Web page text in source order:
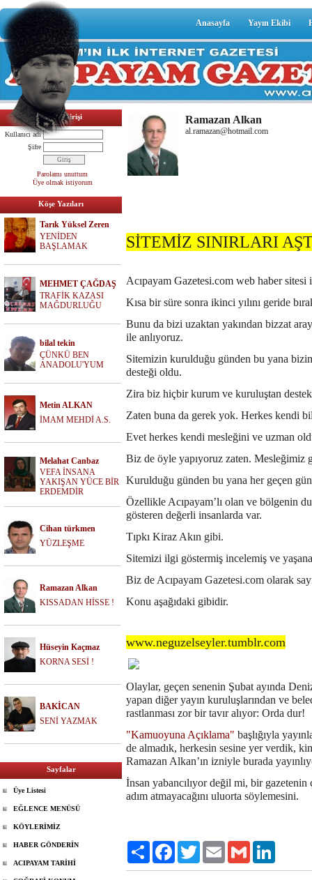
Anasayfa Yayın Ekibi
Üyelik Girişi
Kullanıcı adı
Şifre
Parolamı unuttum
Üye olmak istiyorum
Köşe Yazıları
Tarık Yüksel Zeren
YENİDEN
BAŞLAMAK
MEHMET ÇAĞDAŞ
TRAFİK KAZASI
MAĞDURLUĞU
bilal tekin
ÇÜNKÜ BEN
ANADOLU'YUM
Metin ALKAN
İMAM MEHDİ A.S.
Melahat Canbaz
VEFA İNSANA
YAKIŞAN YÜCE BİR
ERDEMDİR
Cihan türkmen
YÜZLEŞME
Ramazan Alkan
KISSADAN HİSSE !
Hüseyin Kaçmaz
KORNA SESİ !
BAKİCAN
SENİ YAZMAK
Sayfalar
Üye Listesi
EĞLENCE MENÜSÜ
KÖYLERİMİZ
HABER GÖNDERİN
ACIPAYAM TARİHİ
Ramazan Alkan
al.ramazan@hotmail.com
SİTEMİZ SINIRLARI
Acıpayam Gazetesi.com web haber sitesi
Kısa bir süre sonra ikinci yılını geride
Bunu da bizi uzaktan yakından bizzat
ile anlıyoruz.
Sitemizin kurulduğu günden bu yana
desteği oldu.
Zira biz hiçbir kurum ve kuruluştan
Zaten buna da gerek yok. Herkes kendi
Evet herkes kendi mesleğini ve uzman
Biz de öyle yapıyoruz zaten. Mesleğimiz
Kurulduğu günden bu yana her geçen
Özellikle Acıpayam’lı olan ve bölgenin
gösteren değerli insanlarda var.
Tıpkı Kiraz Akın gibi.
Sitemizi ilgi göstermiş incelemiş ve
Biz de Acıpayam Gazetesi.com olarak
Konu aşağıdaki gibidir.
www.neguzelseyler.tumblr.com
Olaylar, geçen senenin Şubat ayında
yapan diğer yayın kuruluşlarından ve
rastlanması zor bir tavır alıyor: Orda dur!
"Kamuoyuna Açıklama" başlığıyla
de almadık, herkesin sesine yer verdik,
Ramazan Alkan’ın izniyle burada
İnsan yabancılıyor değil mi, bir gazetenin
adım atmayacağını uluorta söylemesini.
Paylaş FacebookTwitter Email Gmail